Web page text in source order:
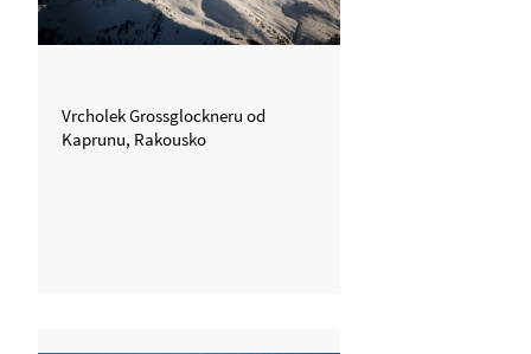
Vrcholek Grossglockneru od
Kaprunu, Rakousko